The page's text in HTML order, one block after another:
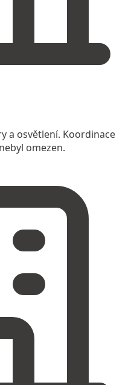
a osvětlení. Koordinace
omezen.